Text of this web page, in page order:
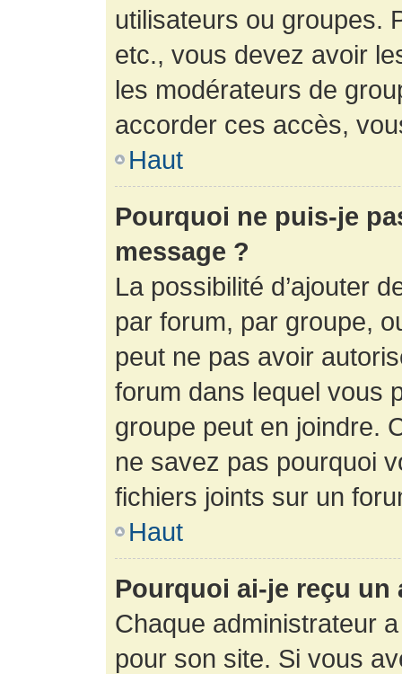
utilisateurs ou groupes.
etc., vous devez avoir
les modérateurs de
accorder ces accès,
Haut
Pourquoi ne puis-je
message ?
La possibilité d’ajouter
par forum, par groupe,
peut ne pas avoir
forum dans lequel vous
groupe peut en joindre.
ne savez pas pourquoi
fichiers joints sur un
Haut
Pourquoi ai-je reçu un
Chaque administrateur
pour son site. Si vous